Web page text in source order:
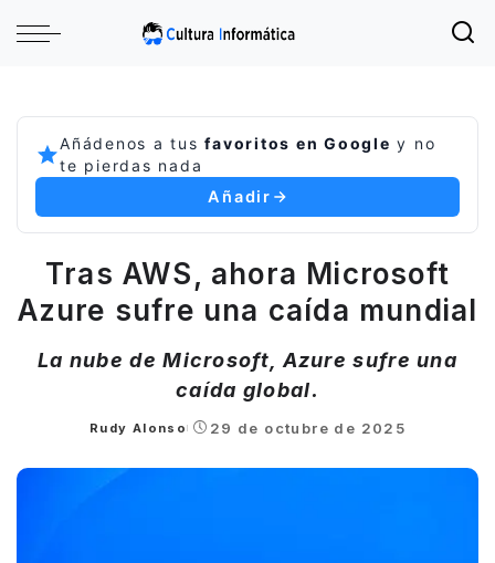
Añádenos a tusfavoritos en Google y no
te pierdas nada
Añadir
Tras AWS, ahora Microsoft
Azure sufre una caída mundial
La nube de Microsoft, Azure sufre una
caída global.
Posted
Rudy Alonso 29 de octubre de 2025